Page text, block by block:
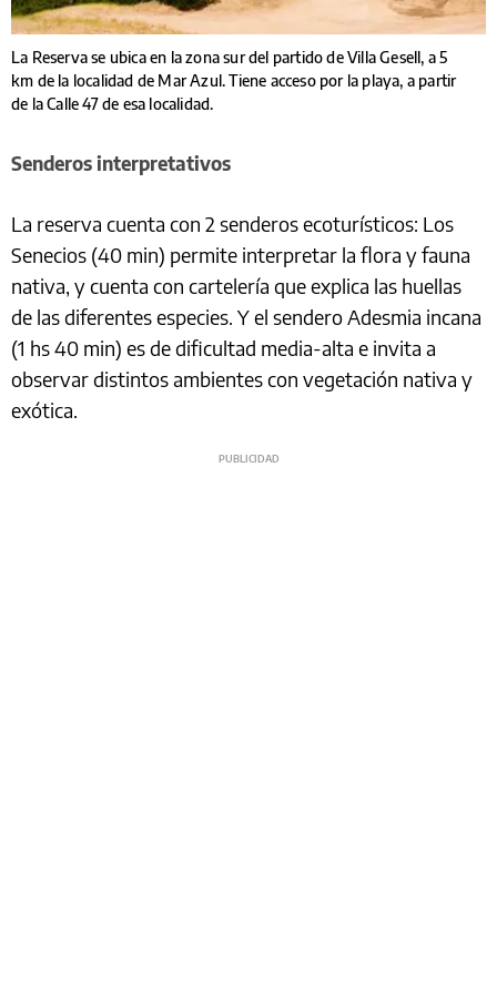
La Reserva se ubica en la zona sur del partido de Villa Gesell, a 5
km de la localidad de Mar Azul. Tiene acceso por la playa, a partir
de la Calle 47 de esa localidad.
Senderos interpretativos
La reserva cuenta con 2 senderos ecoturísticos: Los
Senecios (40 min) permite interpretar la flora y fauna
nativa, y cuenta con cartelería que explica las huellas
de las diferentes especies. Y el sendero Adesmia incana
(1 hs 40 min) es de dificultad media-alta e invita a
observar distintos ambientes con vegetación nativa y
exótica.